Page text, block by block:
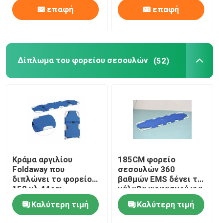
Δίπλωμα του φορείου σεσουλών
Φορείο διάσωσης έκτακτης ανάγκης
Χειρωνακτικά νοσοκομειακά κρεβάτια
Ηλεκτρικά κρεβάτια εξέτασης
επαφή επαφή
Δίπλωμα του φορείου σεσουλών (52)
Κράμα αργιλίου
Foldaway που
διπλώνει το φορείο
159 κλ 44cm
σεσουλών
Καλύτερη τιμή
185CM φορείο
σεσουλών 360
βαθμών EMS δένει το
χάλυβα ψεκασμού για
την υπομονετική
μεταφοράΚαλύτερη τιμή